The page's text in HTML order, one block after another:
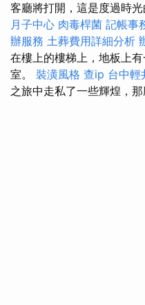
客廳將打開，這是度過時光
月子中心 肉毒桿菌 記帳事
辦服務 土葬費用詳細分析
在樓上的樓梯上，地板上
室。 裝潢風格 查ip 台中輕
之旅中走私了一些輝煌，那